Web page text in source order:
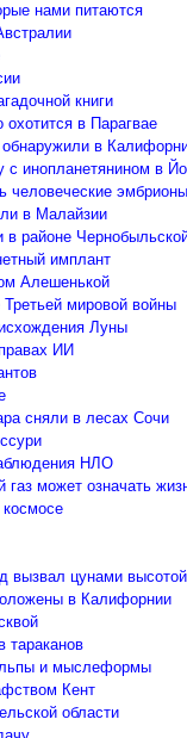
нами питаются
книги
в Парагвае
обнаружили в
с инопланетянином в
человеческие эмбрионы
в Малайзии
в районе
имплант
Алешенькой
мировой войны
Луны
ИИ
сняли в лесах Сочи
НЛО
может означать
вызвал цунами
в Калифорнии
тараканов
и мыслеформы
Кент
области